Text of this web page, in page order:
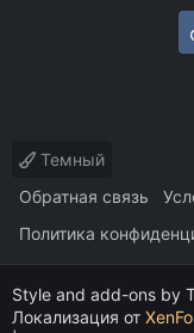
Темный
Обратная связь
Политика
Style and add-ons by
Локализация от